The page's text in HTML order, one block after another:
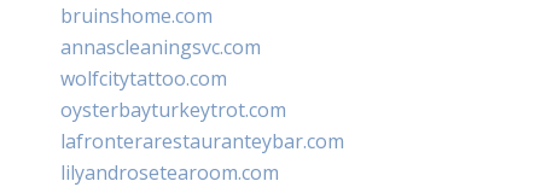
bruinshome.com
annascleaningsvc.com
wolfcitytattoo.com
oysterbayturkeytrot.com
lafronterarestauranteybar.com
lilyandrosetearoom.com